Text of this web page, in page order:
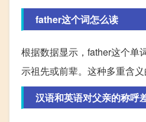
father这个词怎么读
根据数据显示，father这个单
示祖先或前辈。这种多重含
汉语和英语对父亲的称呼